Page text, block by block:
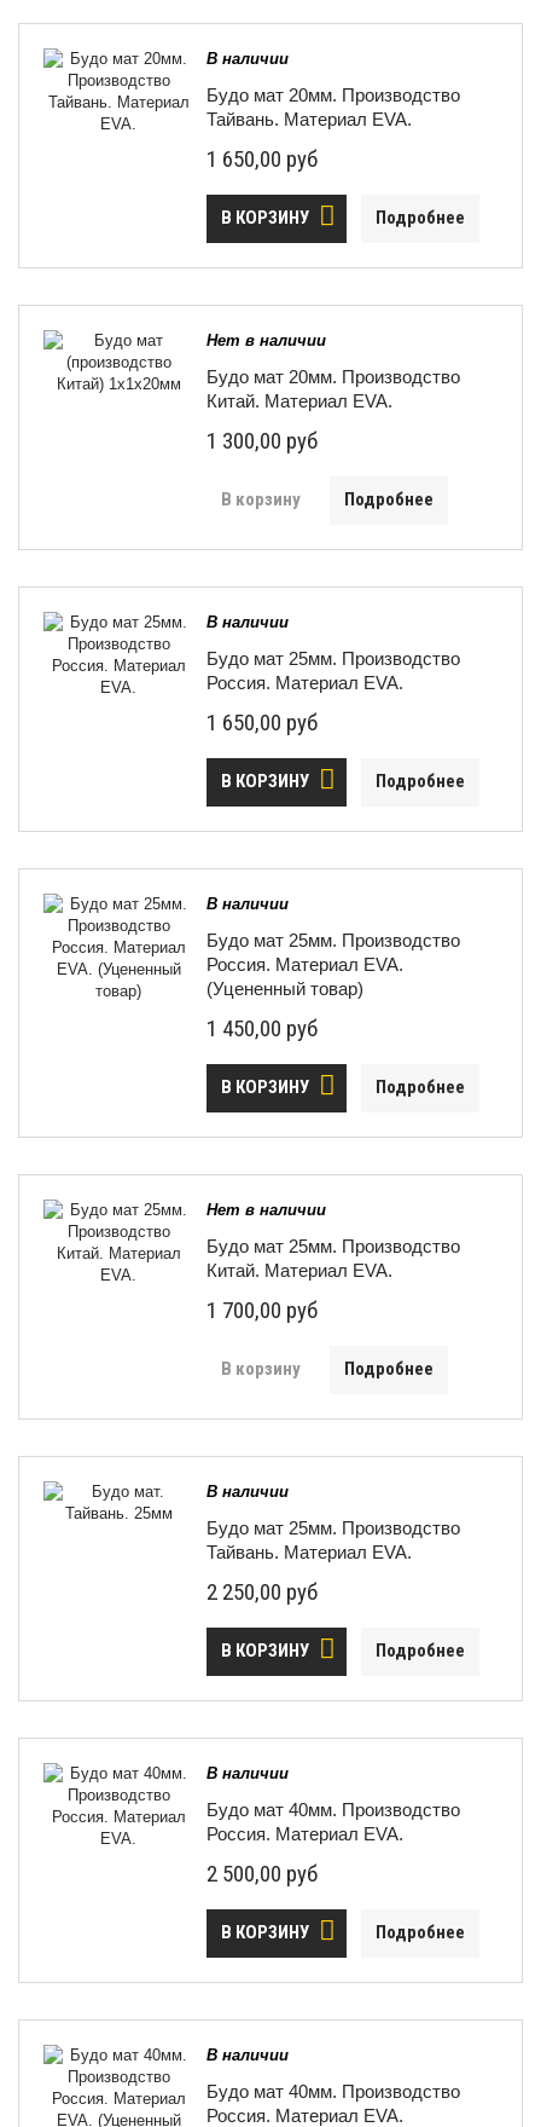
В наличии
Будо мат 20мм. Производство
Тайвань. Материал EVA.
1 650,00 руб
В КОРЗИНУ Подробнее
Нет в наличии
Будо мат 20мм. Производство
Китай. Материал EVA.
1 300,00 руб
В корзину Подробнее
В наличии
Будо мат 25мм. Производство
Россия. Материал EVA.
1 650,00 руб
В КОРЗИНУ Подробнее
В наличии
Будо мат 25мм. Производство
Россия. Материал EVA.
(Уцененный товар)
1 450,00 руб
В КОРЗИНУ Подробнее
Нет в наличии
Будо мат 25мм. Производство
Китай. Материал EVA.
1 700,00 руб
В корзину Подробнее
В наличии
Будо мат 25мм. Производство
Тайвань. Материал EVA.
2 250,00 руб
В КОРЗИНУ Подробнее
В наличии
Будо мат 40мм. Производство
Россия. Материал EVA.
2 500,00 руб
В КОРЗИНУ Подробнее
В наличии
Будо мат 40мм. Производство
Россия. Материал EVA.